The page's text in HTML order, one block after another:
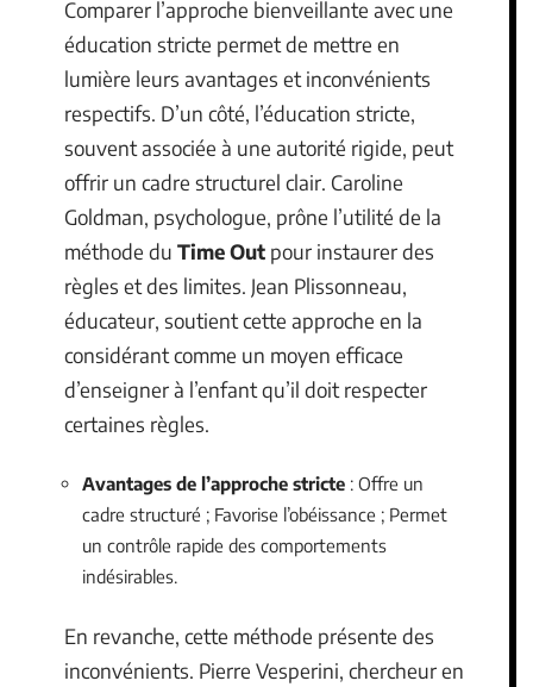
Comparer l’approche bienveillante avec une
éducation stricte permet de mettre en
lumière leurs avantages et inconvénients
respectifs. D’un côté, l’éducation stricte,
souvent associée à une autorité rigide, peut
offrir un cadre structurel clair. Caroline
Goldman, psychologue, prône l’utilité de la
méthode du Time Out pour instaurer des
règles et des limites. Jean Plissonneau,
éducateur, soutient cette approche en la
considérant comme un moyen efficace
d’enseigner à l’enfant qu’il doit respecter
certaines règles.
Avantages de l’approche stricte : Offre un
cadre structuré ; Favorise l’obéissance ; Permet
un contrôle rapide des comportements
indésirables.
En revanche, cette méthode présente des
inconvénients. Pierre Vesperini, chercheur en